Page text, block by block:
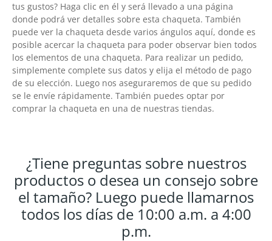
tus gustos? Haga clic en él y será llevado a una página
donde podrá ver detalles sobre esta chaqueta. También
puede ver la chaqueta desde varios ángulos aquí, donde es
posible acercar la chaqueta para poder observar bien todos
los elementos de una chaqueta. Para realizar un pedido,
simplemente complete sus datos y elija el método de pago
de su elección. Luego nos aseguraremos de que su pedido
se le envíe rápidamente. También puedes optar por
comprar la chaqueta en una de nuestras tiendas.
¿Tiene preguntas sobre nuestros
productos o desea un consejo sobre
el tamaño? Luego puede llamarnos
todos los días de 10:00 a.m. a 4:00
p.m.